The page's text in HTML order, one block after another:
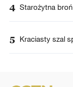
4 Starożytna
5 Kraciasty szal